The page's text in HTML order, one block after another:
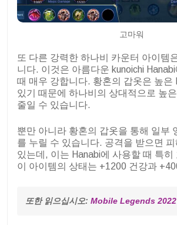
고마워
또 다른 강력한 하나비 카운터 아이템
니다. 이것은 아름다운 kunoichi
때 매우 강합니다. 황혼의 갑옷은 높은
있기 때문에 하나비의 상대적으로 높
줄일 수 있습니다.
뿐만 아니라 황혼의 갑옷을 통해 일부
를 누릴 수 있습니다. 공격을 받으면
있는데, 이는 Hanabi에 사용할 때 특히
이 아이템의 상태는 +1200 건강과
또한 읽으십시오: Mobile Legends 2022